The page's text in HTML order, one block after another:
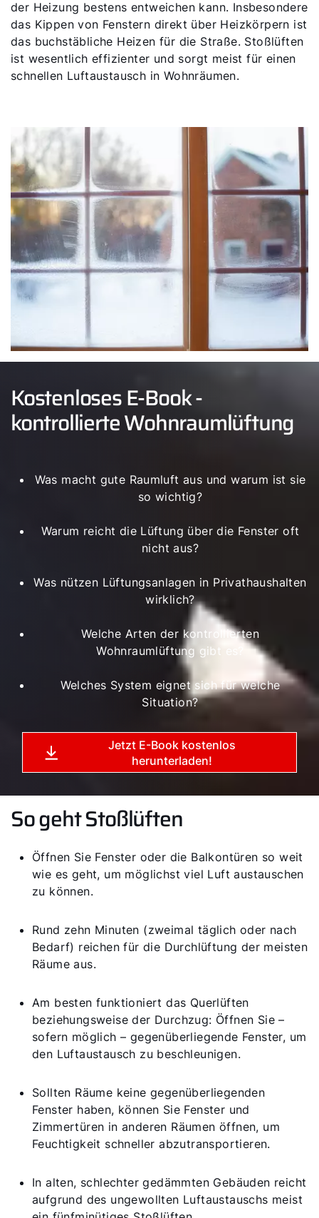
der Heizung bestens entweichen kann. Insbesondere
das Kippen von Fenstern direkt über Heizkörpern ist
das buchstäbliche Heizen für die Straße. Stoßlüften
ist wesentlich effizienter und sorgt meist für einen
schnellen Luftaustausch in Wohnräumen.
Kostenloses E-Book -
kontrollierte Wohnraumlüftung
Was macht gute Raumluft aus und warum ist sie
so wichtig?
Warum reicht die Lüftung über die Fenster oft
nicht aus?
Was nützen Lüftungsanlagen in Privathaushalten
wirklich?
Welche Arten der kontrollierten
Wohnraumlüftung gibt es?
Welches System eignet sich für welche
Situation?
Jetzt E-Book kostenlos
herunterladen!
So geht Stoßlüften
Öffnen Sie Fenster oder die Balkontüren so weit
wie es geht, um möglichst viel Luft austauschen
zu können.
Rund zehn Minuten (zweimal täglich oder nach
Bedarf) reichen für die Durchlüftung der meisten
Räume aus.
Am besten funktioniert das Querlüften
beziehungsweise der Durchzug: Öffnen Sie –
sofern möglich – gegenüberliegende Fenster, um
den Luftaustausch zu beschleunigen.
Sollten Räume keine gegenüberliegenden
Fenster haben, können Sie Fenster und
Zimmertüren in anderen Räumen öffnen, um
Feuchtigkeit schneller abzutransportieren.
In alten, schlechter gedämmten Gebäuden reicht
aufgrund des ungewollten Luftaustauschs meist
Service kontaktieren
Fachhandwerker finden
Wichtige Links
5 Jahre Garantie
Privatkunden-Downloads